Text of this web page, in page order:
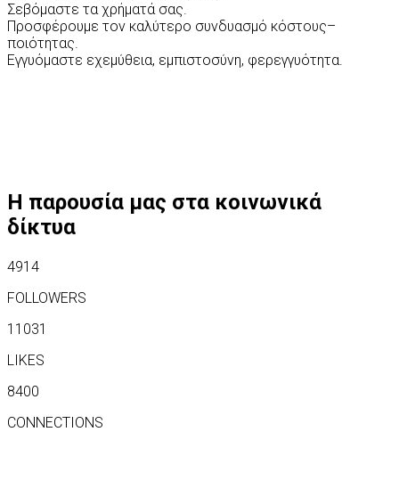
Σεβόμαστε τα χρήματά σας.
Προσφέρουμε τον καλύτερο συνδυασμό κόστους–
ποιότητας.
Εγγυόμαστε εχεμύθεια, εμπιστοσύνη, φερεγγυότητα.
Η παρουσία μας στα κοινωνικά
δίκτυα
4914
FOLLOWERS
11031
LIKES
8400
CONNECTIONS